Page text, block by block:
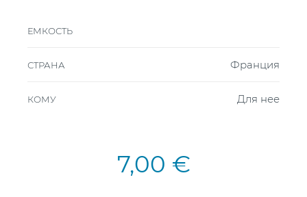
ЕМКОСТЬ
СТРАНА Франция
КОМУ Для нее
7,00 €